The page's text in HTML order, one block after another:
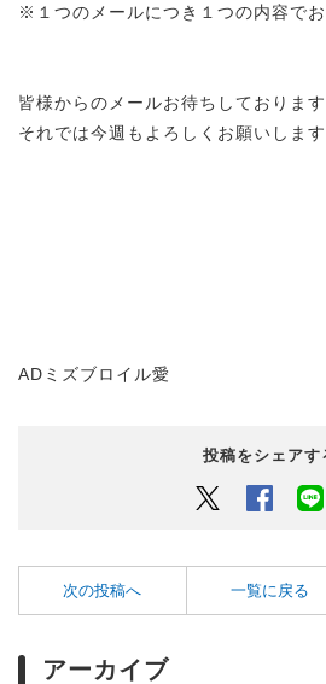
※１つのメールにつき１つの内容でお
皆様からのメールお待ちしております
それでは今週もよろしくお願いします
ADミズブロイル愛
投稿をシェアす
Twitter
次の投稿へ 一覧に戻る
アーカイブ